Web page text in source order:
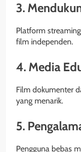
3.
Platform
film independen.
4. Media
Film dokumenter
yang menarik.
5.
Pengguna bebas